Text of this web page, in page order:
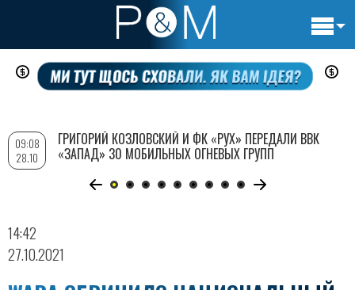
Перейти
содержанию
14:42
27.10.2021
09:08
28.10
ГРИГОРИЙ КОЗЛОВСКИЙ И ФК «РУХ» ПЕРЕДАЛИ ВВК
«ЗАПАД» 30 МОБИЛЬНЫХ ОГНЕВЫХ ГРУПП